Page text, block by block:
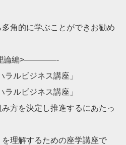
角的に学ぶことができお勧め
理論編>————-
ルビジネス講座」
ルビジネス講座」
方を決定し推進するにあたっ
を理解するための座学講座で